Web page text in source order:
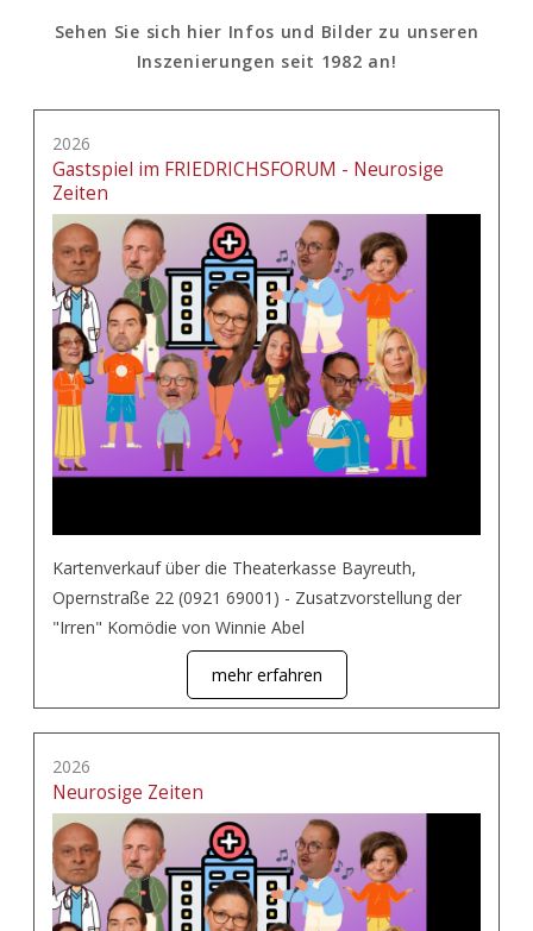
Sehen Sie sich hier Infos und Bilder zu unseren
Inszenierungen seit 1982 an!
2026
Gastspiel im FRIEDRICHSFORUM - Neurosige
Zeiten
Kartenverkauf über die Theaterkasse Bayreuth,
Opernstraße 22 (0921 69001) - Zusatzvorstellung der
"Irren" Komödie von Winnie Abel
mehr erfahren
2026
Neurosige Zeiten